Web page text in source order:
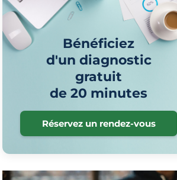
Bénéficiez
d'un diagnostic
gratuit
de 20 minutes
Réservez un rendez-vous